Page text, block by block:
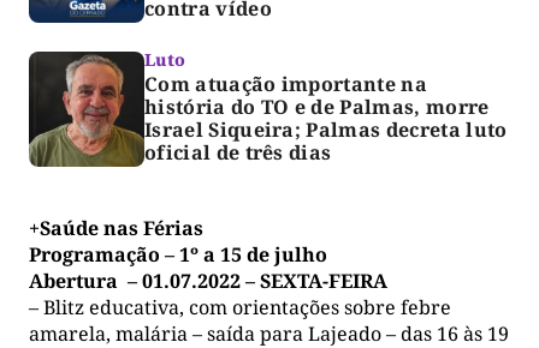
contra vídeo
Luto
Com atuação importante na
história do TO e de Palmas, morre
Israel Siqueira; Palmas decreta luto
oficial de três dias
+Saúde nas Férias
Programação – 1º a 15 de julho
Abertura – 01.07.2022 – SEXTA-FEIRA
– Blitz educativa, com orientações sobre febre
amarela, malária – saída para Lajeado – das 16 às 19